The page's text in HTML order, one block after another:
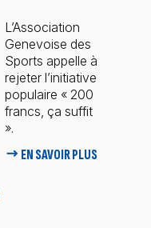
L’Association
Genevoise des
Sports appelle à
rejeter l’initiative
populaire « 200
francs, ça suffit
».
→ EN SAVOIR PLUS